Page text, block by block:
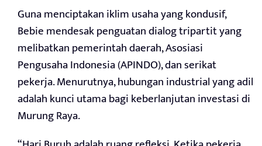
Guna menciptakan iklim usaha yang kondusif,
Bebie mendesak penguatan dialog tripartit yang
melibatkan pemerintah daerah, Asosiasi
Pengusaha Indonesia (APINDO), dan serikat
pekerja. Menurutnya, hubungan industrial yang adil
adalah kunci utama bagi keberlanjutan investasi di
Murung Raya.